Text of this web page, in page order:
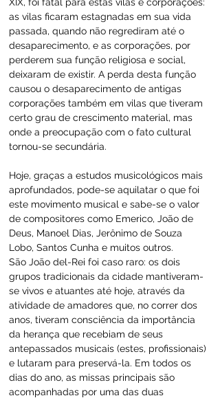
as vilas ficaram estagnadas em sua vida
passada, quando não regrediram até o
desaparecimento, e as corporações, por
perderem sua função religiosa e social,
deixaram de existir. A perda desta função
causou o desaparecimento de antigas
corporações também em vilas que tiveram
certo grau de crescimento material, mas
onde a preocupação com o fato cultural
tornou-se secundária.
Hoje, graças a estudos musicológicos mais
aprofundados, pode-se aquilatar o que foi
este movimento musical e sabe-se o valor
de compositores como Emerico, João de
Deus, Manoel Dias, Jerônimo de Souza
Lobo, Santos Cunha e muitos outros.
São João del-Rei foi caso raro: os dois
grupos tradicionais da cidade mantiveram-
se vivos e atuantes até hoje, através da
atividade de amadores que, no correr dos
anos, tiveram consciência da importância
da herança que recebiam de seus
antepassados musicais (estes, profissionais)
e lutaram para preservá-la. Em todos os
dias do ano, as missas principais são
acompanhadas por uma das duas